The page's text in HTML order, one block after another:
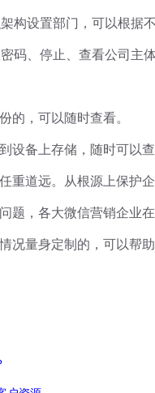
构设置部门，可以根据
码、停止、查看公司主
的，可以随时查看。
设备上存储，随时可以
重道远。从根源上保护
题，各大微信营销企业
况量身定制的，可以帮